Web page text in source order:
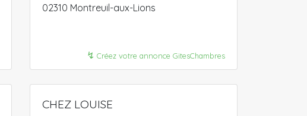
02310 Montreuil-aux-Lions
↯ Créez votre annonce GitesChambres
CHEZ LOUISE